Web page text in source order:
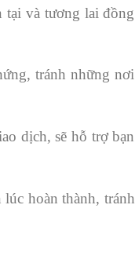
tại và tương lai đồng
tránh những nơi
dịch, sẽ hỗ trợ bạn
hoàn thành, tránh